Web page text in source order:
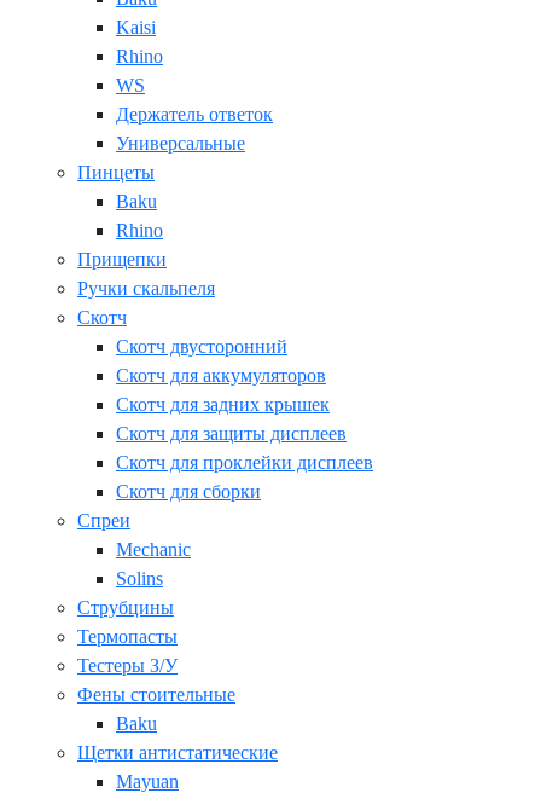
Kaisi
Rhino
WS
Держатель ответок
Универсальные
Пинцеты
Baku
Rhino
Прищепки
Ручки скальпеля
Скотч
Скотч двусторонний
Скотч для аккумуляторов
Скотч для задних крышек
Скотч для защиты дисплеев
Скотч для проклейки дисплеев
Скотч для сборки
Спреи
Mechanic
Solins
Струбцины
Термопасты
Тестеры З/У
Фены стоительные
Baku
Щетки антистатические
Mayuan